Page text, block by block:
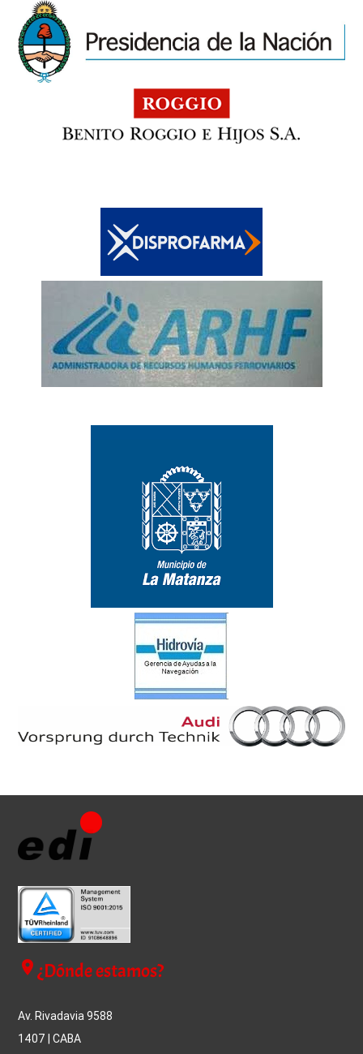
place ¿Dónde estamos?
Av. Rivadavia 9588
1407 | CABA